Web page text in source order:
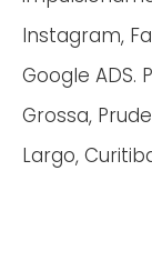
Instagram,
Google ADS.
Grossa,
Largo,